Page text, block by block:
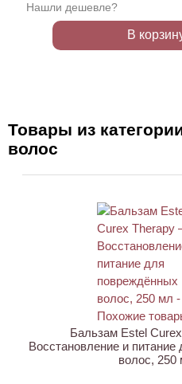
Нашли дешевле?
В
Товары из
волос
Бальзам Estel
Восстановление и
волос, 250